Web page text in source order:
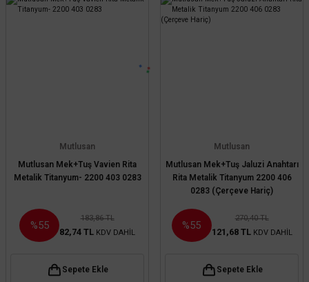
Mutlusan
Mutlusan Mek+Tuş Vavien Rita
Metalik Titanyum- 2200 403 0283
%55
183,86 TL
82,74 TL KDV DAHİL
Sepete Ekle
Mutlusan
Mutlusan Mek+Tuş Jaluzi Anahtarı
Rita Metalik Titanyum 2200 406
0283 (Çerçeve Hariç)
%55
270,40 TL
121,68 TL KDV DAHİL
Sepete Ekle